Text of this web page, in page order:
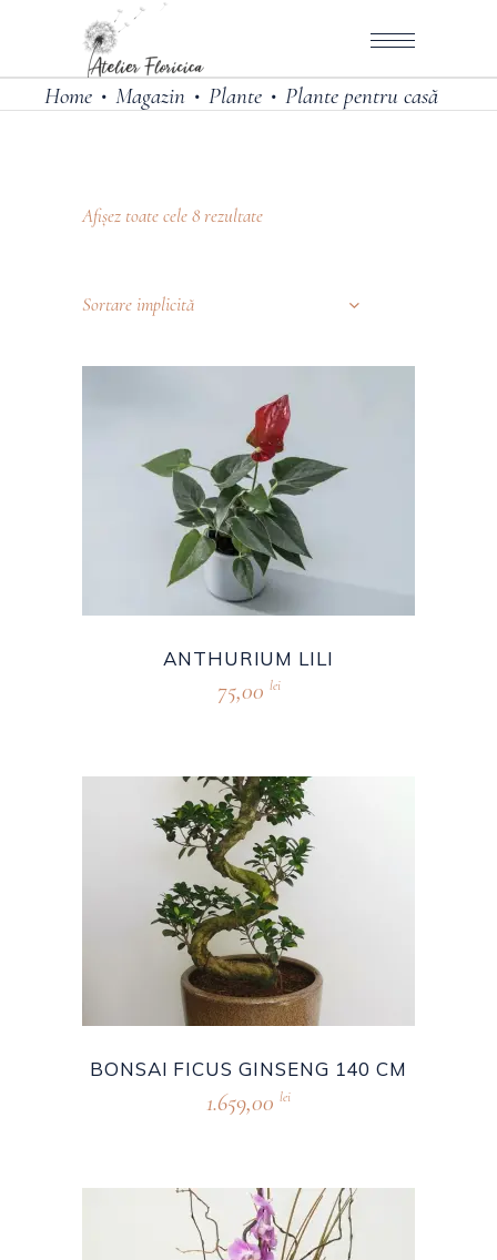
Home • Magazin • Plante • Plante pentru casă
Afișez toate cele 8 rezultate
Sortare implicită
ANTHURIUM LILI
75,00 lei
BONSAI FICUS GINSENG 140 CM
1.659,00 lei